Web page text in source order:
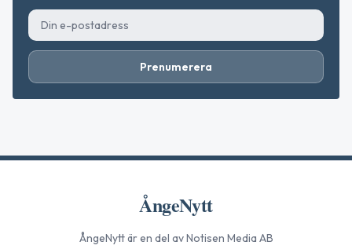
Prenumerera
ÅngeNytt
ÅngeNyttär en del av Notisen Media AB